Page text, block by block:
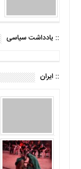
:: یادداشت سیاسی
:: ایران